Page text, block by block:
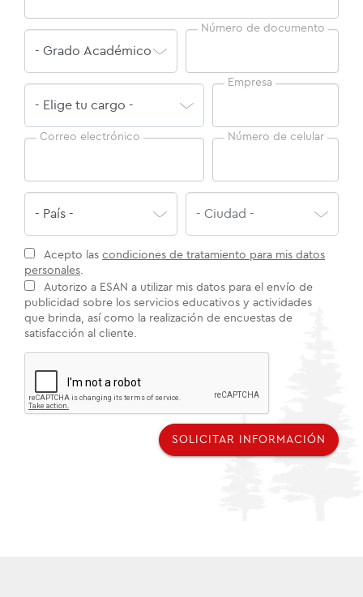
Número de documento
Empresa
Correo electrónico Número de celular
Acepto las condiciones de tratamiento para mis datos
personales.
Autorizo a ESAN a utilizar mis datos para el envío de
publicidad sobre los servicios educativos y actividades
que brinda, así como la realización de encuestas de
satisfacción al cliente.
SOLICITAR INFORMACIÓN